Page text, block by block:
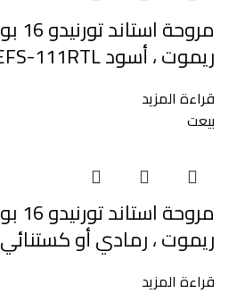
ريموت ، أسود EFS-111RTL
قراءة المزيد
بيعت
ريموت ، رمادي أو كستنائي TSF-75
قراءة المزيد